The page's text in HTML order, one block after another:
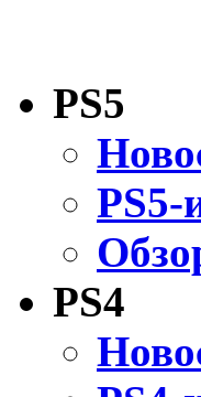
PS5
PS4